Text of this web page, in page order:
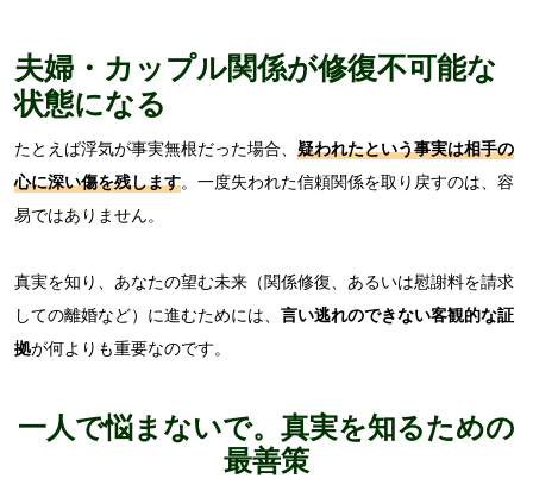
夫婦・カップル関係が修復不可能な
状態になる
たとえば浮気が事実無根だった場合、 疑われたという事実は相手の
心に深い傷を残します。一度失われた信頼関係を取り戻すのは、容
易ではありません。
真実を知り、あなたの望む未来（関係修復、あるいは慰謝料を請求
しての離婚など）に進むためには、 言い逃れのできない客観的な証
拠が何よりも重要なのです。
一人で悩まないで。真実を知るための
最善策